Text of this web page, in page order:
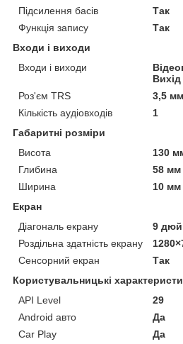
Підсилення басів
Так
Функція запису
Так
Входи і виходи
Входи і виходи
Роз'єм TRS
3,5 мм
Кількість аудіовходів
1
Габаритні розміри
Висота
130
Глибина
58 мм
Ширина
10 мм
Екран
Діагональ екрану
9
Роздільна здатність екрану
Сенсорний екран
Так
Користувальницькі
API Level
29
Android авто
Да
Car Play
Да